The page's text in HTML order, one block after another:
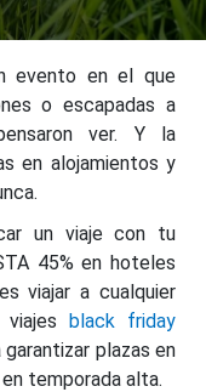
evento en el que
o escapadas a
ver. Y la
en alojamientos y
un viaje con tu
45% en hoteles
viajar a cualquier
viajesblack friday
plazas en
temporada alta.